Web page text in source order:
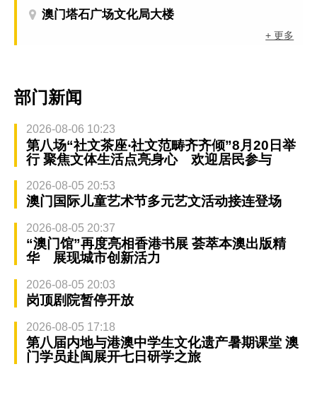
澳门塔石广场文化局大楼
+ 更多
部门新闻
2026-08-06 10:23
第八场“社文茶座‧社文范畴齐齐倾”8月20日举
行 聚焦文体生活点亮身心 欢迎居民参与
2026-08-05 20:53
澳门国际儿童艺术节多元艺文活动接连登场
2026-08-05 20:37
“澳门馆”再度亮相香港书展 荟萃本澳出版精
华 展现城市创新活力
2026-08-05 20:03
岗顶剧院暂停开放
2026-08-05 17:18
第八届内地与港澳中学生文化遗产暑期课堂 澳
门学员赴闽展开七日研学之旅